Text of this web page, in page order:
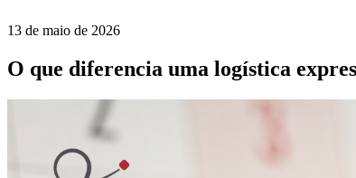
13 de maio de 2026
O que diferencia uma logística